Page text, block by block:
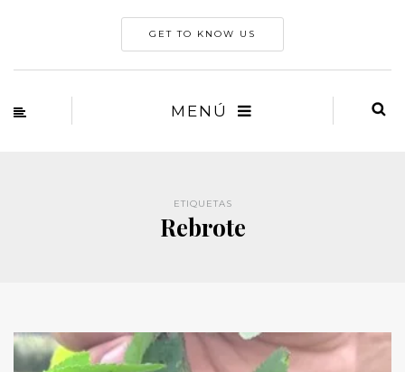
GET TO KNOW US
MENÚ
ETIQUETAS
Rebrote